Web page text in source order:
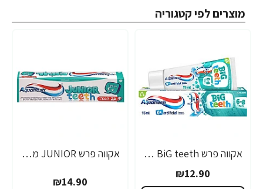
מוצרים לפי קטגוריה
אקווה פרש BiG teeth משחת שיניים לילדים לגילאי 6-8 שנים - 50 מ"ל
₪12.90
אקווה פרש JUNIOR משחת שיניים לילדים +6 - 50 מ"ל
₪14.90